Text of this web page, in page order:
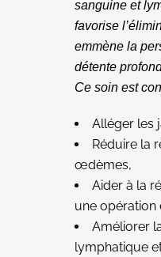
sanguine et
favorise
emmène la
détente
Ce soin est
Alléger les
Réduire la
œdèmes,
Aider à la
une opération
Améliorer
lymphatique